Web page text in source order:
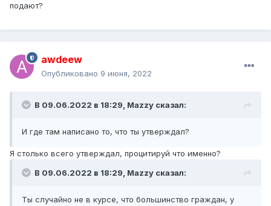
подают?
awdeew
Опубликовано 9 июня, 2022
В 09.06.2022 в 18:29, Mazzy сказал:
И где там написано то, что ты утверждал?
Я столько всего утверждал, процитируй что именно?
В 09.06.2022 в 18:29, Mazzy сказал:
Ты случайно не в курсе, что большинство граждан, у